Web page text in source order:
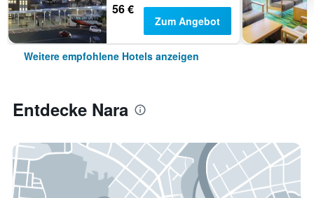
56 €
Zum Angebot
Weitere empfohlene Hotels anzeigen
Entdecke Nara